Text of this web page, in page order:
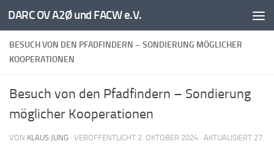
Unter dem Inhalt
DARC OV A2Ø und FACW e.V.
BESUCH VON DEN PFADFINDERN – SONDIERUNG MÖGLICHER
KOOPERATIONEN
Besuch von den Pfadfindern – Sondierung
möglicher Kooperationen
VON KLAUS JUNG · VERÖFFENTLICHT 2. OKTOBER 2024 · AKTUALISIERT 27.